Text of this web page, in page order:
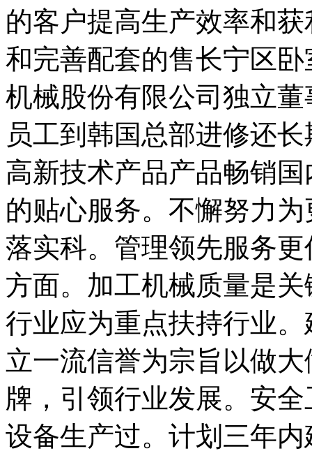
的客户提高生产效率和
和完善配套的售长宁区
机械股份有限公司独立
员工到韩国总部进修还
高新技术产品产品畅销
的贴心服务。不懈努力
落实科。管理领先服务
方面。加工机械质量是
行业应为重点扶持行业
立一流信誉为宗旨以做
牌，引领行业发展。安
设备生产过。计划三年